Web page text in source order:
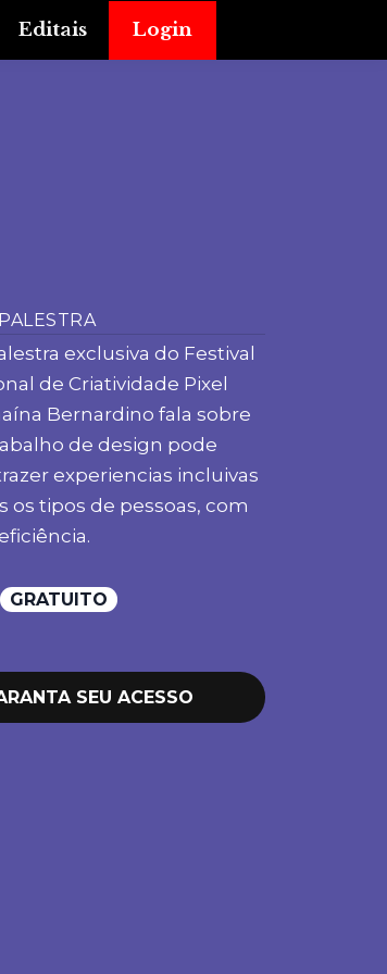
Editais Login
exclusiva do Festival
de Criatividade Pixel
Bernardino fala sobre
de design pode
experiencias incluivas
os tipos de pessoas, com
GRATUITO
SEU ACESSO